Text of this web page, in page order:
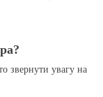
звернути увагу на